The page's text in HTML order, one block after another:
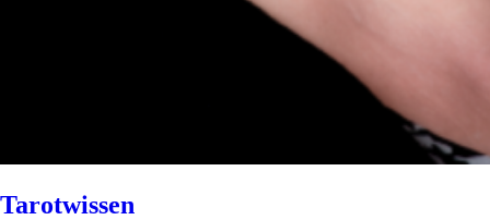
Tarotwissen